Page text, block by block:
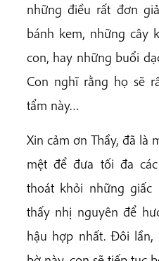
những điều rất đơn
bánh kem, những cây
con, hay những buổi
Con nghĩ rằng họ sẽ
tẩm này…
Xin cảm ơn Thầy, đã là
mệt để đưa tối đa
thoát khỏi những
thấy nhị nguyên để
hậu hợp nhất. Đôi lần,